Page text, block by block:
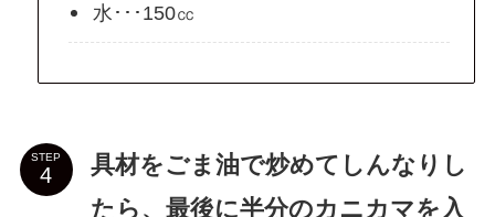
水･･･150㏄
STEP
具材をごま油で炒めてしんなりし
たら、最後に半分のカニカマを入